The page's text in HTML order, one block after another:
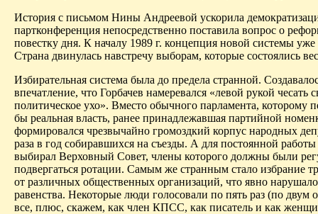
История с письмом Нины Андреевой ускорила
партконференция непосредственно поставила вопрос о
повестку дня. К началу 1989 г. концепция новой системы уже
Страна двинулась навстречу выборам, которые состоялись
Избирательная система была до предела странной.
впечатление, что Горбачев намеревался «левой рукой чесать
политическое ухо». Вместо обычного парламента, которому
бы реальная власть, ранее принадлежавшая партийной
формировался чрезвычайно громоздкий корпус народных
раза в год собиравшихся на съезды. А для постоянной работы
выбирал Верховный Совет, члены которого должны были
подвергаться ротации. Самым же странным стало избрание
от различных общественных организаций, что явно
равенства. Некоторые люди голосовали по пять раз (по двум
все, плюс, скажем, как член КПСС, как писатель и как